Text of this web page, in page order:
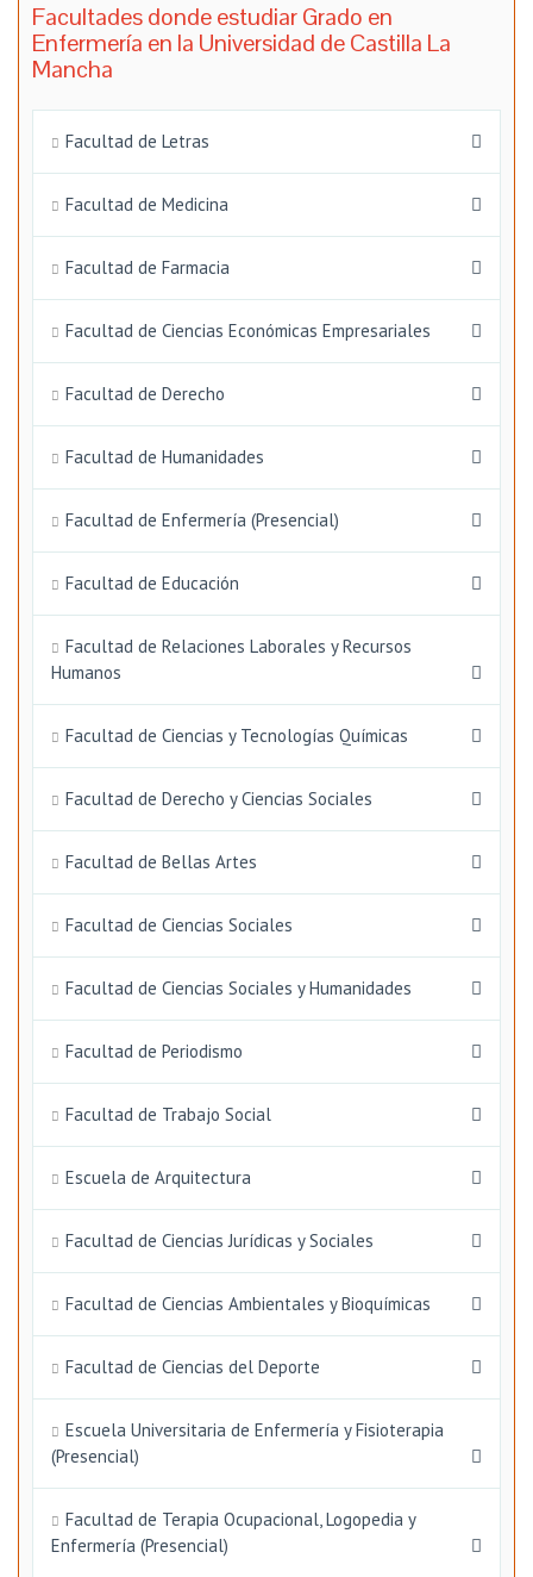
Facultades donde estudiar Grado en
Enfermería en la Universidad de Castilla La
Mancha
Facultad de Letras
Facultad de Medicina
Facultad de Farmacia
Facultad de Ciencias Económicas Empresariales
Facultad de Derecho
Facultad de Humanidades
Facultad de Enfermería (Presencial)
Facultad de Educación
Facultad de Relaciones Laborales y Recursos
Humanos
Facultad de Ciencias y Tecnologías Químicas
Facultad de Derecho y Ciencias Sociales
Facultad de Bellas Artes
Facultad de Ciencias Sociales
Facultad de Ciencias Sociales y Humanidades
Facultad de Periodismo
Facultad de Trabajo Social
Escuela de Arquitectura
Facultad de Ciencias Jurídicas y Sociales
Facultad de Ciencias Ambientales y Bioquímicas
Facultad de Ciencias del Deporte
Escuela Universitaria de Enfermería y Fisioterapia
(Presencial)
Facultad de Terapia Ocupacional, Logopedia y
Enfermería (Presencial)